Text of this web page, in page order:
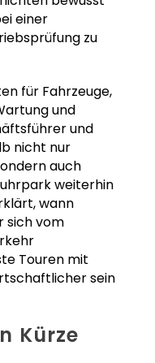
einer
zu
für Fahrzeuge,
und
und
nicht nur
auch
weiterhin
wann
sich vom
Touren mit
sein
Kürze